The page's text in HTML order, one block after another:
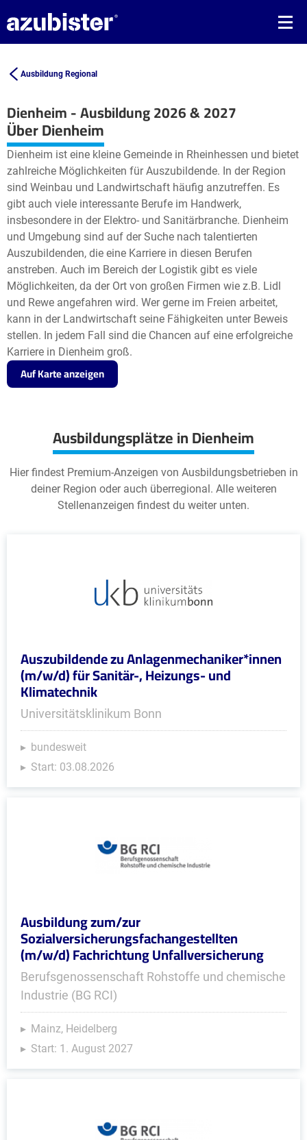
Ausbildung Regional
Dienheim - Ausbildung 2026 & 2027
+
−
Leaflet| ©OpenStreetMap2
Über Dienheim
Dienheim ist eine kleine Gemeinde in Rheinhessen und bietet
zahlreiche Möglichkeiten für Auszubildende. In der Region
sind Weinbau und Landwirtschaft häufig anzutreffen. Es
gibt auch viele interessante Berufe im Handwerk,
insbesondere in der Elektro- und Sanitärbranche. Dienheim
und Umgebung sind auf der Suche nach talentierten
Auszubildenden, die eine Karriere in diesen Berufen
anstreben. Auch im Bereich der Logistik gibt es viele
Möglichkeiten, da der Ort von großen Firmen wie z.B. Lidl
und Rewe angefahren wird. Wer gerne im Freien arbeitet,
kann in der Landwirtschaft seine Fähigkeiten unter Beweis
stellen. In jedem Fall sind die Chancen auf eine erfolgreiche
Karriere in Dienheim groß.
Auf Karte anzeigen
Ausbildungsplätze in Dienheim
Hier findest Premium-Anzeigen von Ausbildungsbetrieben in
deiner Region oder auch überregional. Alle weiteren
Stellenanzeigen findest du weiter unten.
Auszubildende zu Anlagenmechaniker*innen
(m/w/d) für Sanitär-, Heizungs- und
Klimatechnik
Universitätsklinikum Bonn
bundesweit
Start: 03.08.2026
Ausbildung zum/zur
Sozialversicherungsfachangestellten
(m/w/d) Fachrichtung Unfallversicherung
Berufsgenossenschaft Rohstoffe und chemische
Industrie (BG RCI)
Mainz, Heidelberg
Start: 1. August 2027